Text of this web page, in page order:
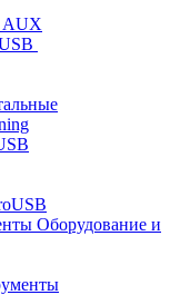
AUX
Оборудование и